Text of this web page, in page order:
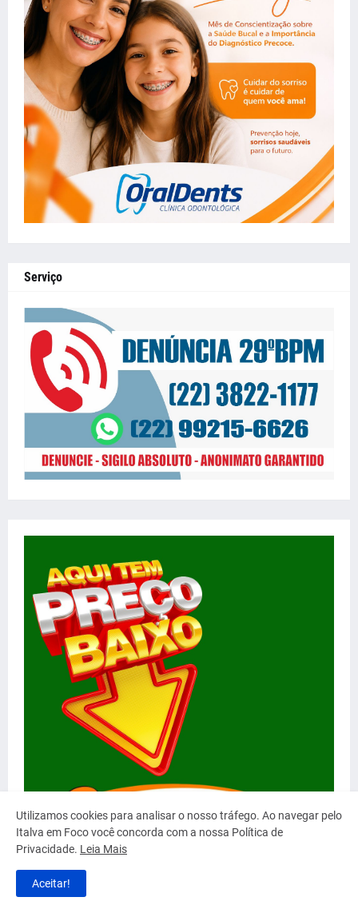
Serviço
Utilizamos cookies para analisar o nosso tráfego. Ao navegar pelo
Italva em Foco você concorda com a nossa Política de
Privacidade. Leia Mais
Aceitar!